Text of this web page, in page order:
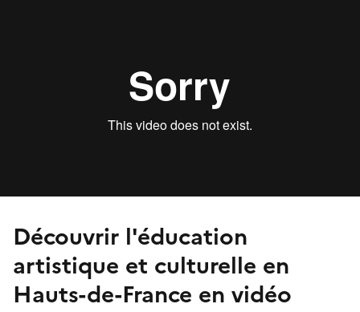
Découvrir l'éducation
artistique et culturelle en
Hauts-de-France en vidéo